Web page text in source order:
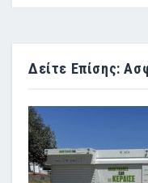
Δείτε Επίσης: